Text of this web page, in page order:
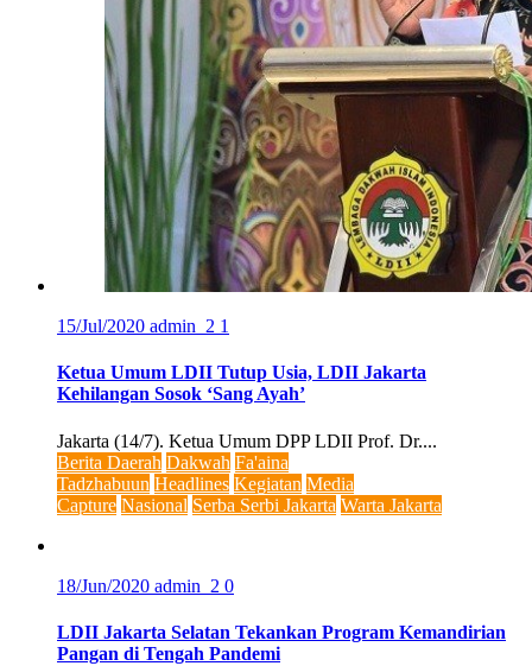
15/Jul/2020 admin_2 1
Ketua Umum LDII Tutup Usia, LDII Jakarta
Kehilangan Sosok ‘Sang Ayah’
Jakarta (14/7). Ketua Umum DPP LDII Prof. Dr....
Berita Daerah Dakwah Fa'aina
Tadzhabuun Headlines Kegiatan Media
Capture Nasional Serba Serbi Jakarta Warta Jakarta
18/Jun/2020 admin_2 0
LDII Jakarta Selatan Tekankan Program Kemandirian
Pangan di Tengah Pandemi